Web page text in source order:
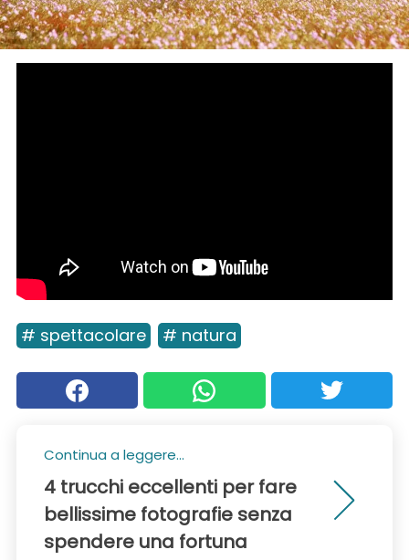
# spettacolare # natura
Continua a leggere...
4 trucchi eccellenti per fare
bellissime fotografie senza
spendere una fortuna